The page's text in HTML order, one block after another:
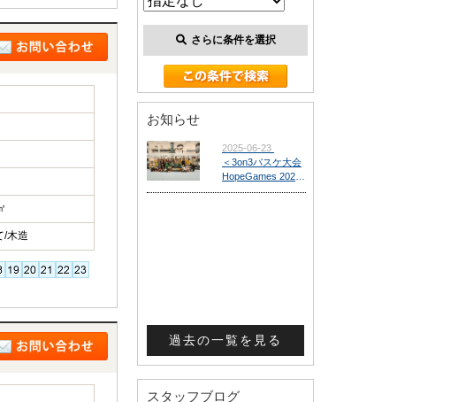
/木造
さらに条件を選択
お知らせ
過去の一覧を見る
スタッフブログ